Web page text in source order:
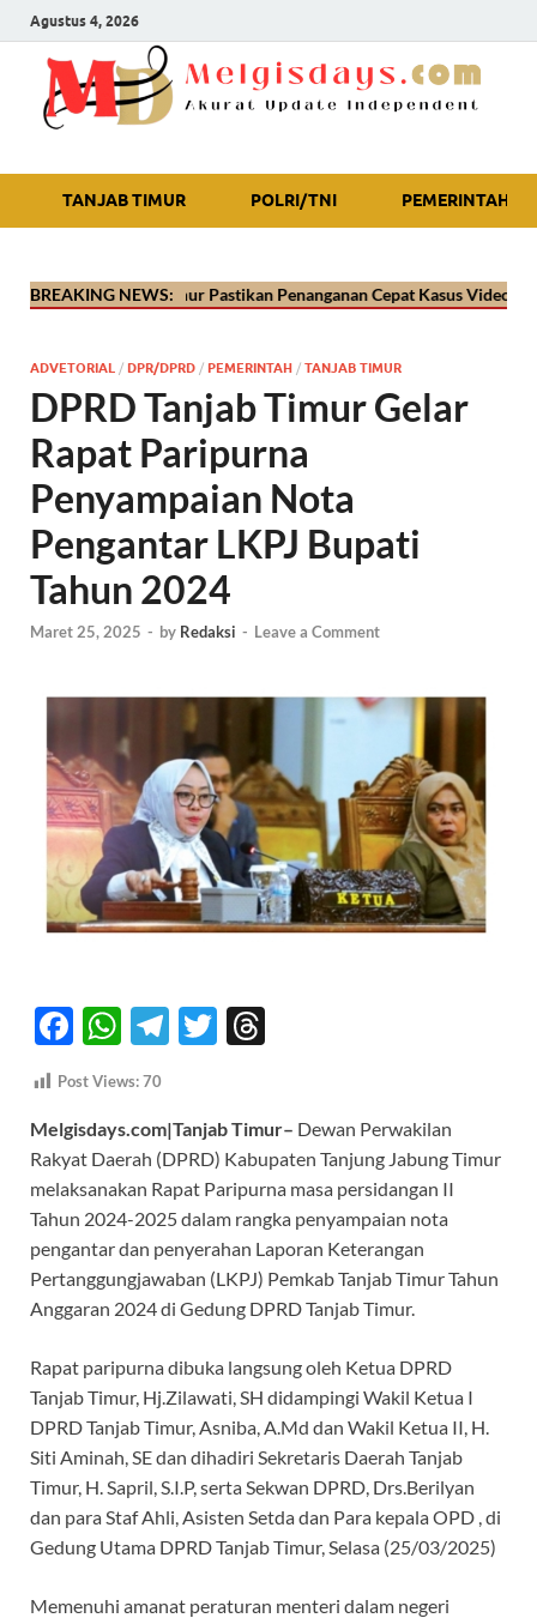
Agustus 4, 2026
Akurat Update Independent
TANJAB TIMUR POLRI/TNI PEMERINTAH
BREAKING NEWS:
Tanjab Timur Pastikan Penanganan Cepat Kasus Video Viral Oknum
ADVETORIAL / DPR/DPRD / PEMERINTAH / TANJAB TIMUR
DPRD Tanjab Timur Gelar
Rapat Paripurna
Penyampaian Nota
Pengantar LKPJ Bupati
Tahun 2024
Maret 25, 2025 - by Redaksi - Leave a Comment
F
ac
e
b
o
o
k
W
at
s
A
p
p
T
gr
a
m
T
er a
ds
Post Views:70
Melgisdays.com|Tanjab Timur– Dewan Perwakilan
Rakyat Daerah (DPRD) Kabupaten Tanjung Jabung Timur
melaksanakan Rapat Paripurna masa persidangan II
Tahun 2024-2025 dalam rangka penyampaian nota
pengantar dan penyerahan Laporan Keterangan
Pertanggungjawaban (LKPJ) Pemkab Tanjab Timur Tahun
Anggaran 2024 di Gedung DPRD Tanjab Timur.
Rapat paripurna dibuka langsung oleh Ketua DPRD
Tanjab Timur, Hj.Zilawati, SH didampingi Wakil Ketua I
DPRD Tanjab Timur, Asniba, A.Md dan Wakil Ketua II, H.
Siti Aminah, SE dan dihadiri Sekretaris Daerah Tanjab
Timur, H. Sapril, S.I.P, serta Sekwan DPRD, Drs.Berilyan
dan para Staf Ahli, Asisten Setda dan Para kepala OPD , di
Gedung Utama DPRD Tanjab Timur, Selasa (25/03/2025)
Memenuhi amanat peraturan menteri dalam negeri